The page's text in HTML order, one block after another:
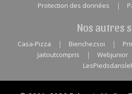
Protection des données |
Nos autres
Casa-Pizza | Bienchezsoi |
Jaitoutcompris | Webjunior